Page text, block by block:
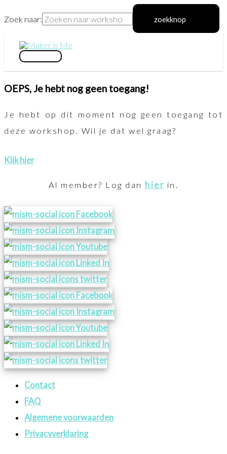
Zoek naar: zoekknop
de
inhoud
hoofdmenu
OEPS, Je hebt nog geen toegang!
Je hebt op dit moment nog geen toegang tot
deze workshop. Wil je dat wel graag?
Klik hier
Al member? Log dan hier in.
Contact
FAQ
Algemene voorwaarden
Privacyverklaring